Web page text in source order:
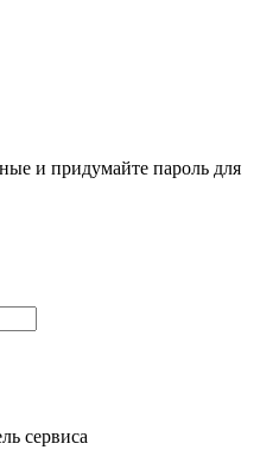
и придумайте пароль для
сервиса